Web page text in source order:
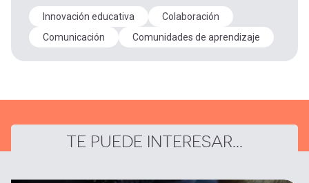
Innovación educativa
Colaboración
Comunicación
Comunidades de aprendizaje
TE PUEDE INTERESAR...